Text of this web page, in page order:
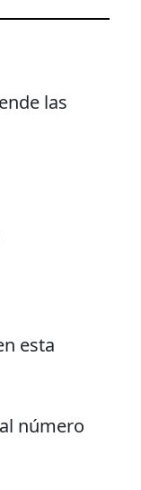
las
esta
número